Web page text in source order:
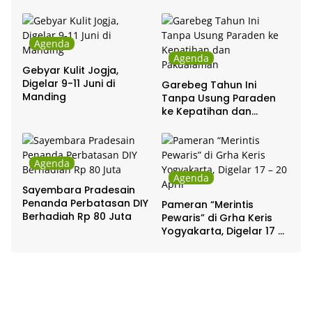
Agenda
Gebyar Kulit Jogja,
Digelar 9-11 Juni di
Manding
Agenda
Garebeg Tahun Ini
Tanpa Usung Paraden
ke Kepatihan dan
Agenda
Sayembara Pradesain
Penanda Perbatasan DIY
Berhadiah Rp 80 Juta
Agenda
Pameran “Merintis
Pewaris” di Grha Keris
Yogyakarta, Digelar 17 –